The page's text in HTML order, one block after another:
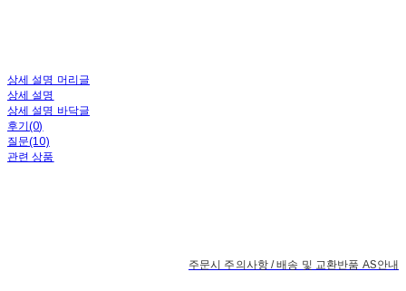
상세 설명 머리글
상세 설명
상세 설명 바닥글
후기(0)
질문(10)
관련 상품
주문시 주의사항 / 배송 및 교환반품 AS안내